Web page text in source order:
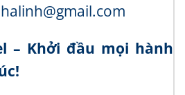
– Khởi đầu mọi hành